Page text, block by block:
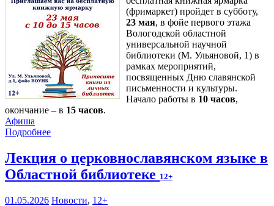
(фримаркет) пройдет в субботу,
23 мая, в фойе первого этажа
Вологодской областной
универсальной научной
библиотеки (М. Ульяновой, 1) в
рамках мероприятий,
посвященных Дню славянской
письменности и культуры.
Начало работы в 10 часов,
окончание – в 15 часов.
Афиша
Подробнее
Лекция о церковнославянском языке в
Областной библиотеке 12+
01.05.2026 Новости, 12+